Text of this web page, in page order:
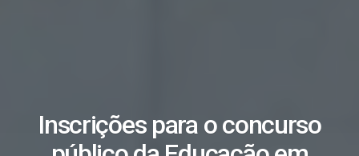
Inscrições para o concurso